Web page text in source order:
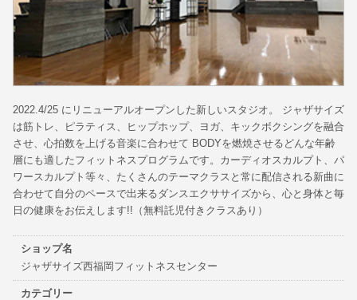
2022.4/25 にリニューアルオープンした新しいスタジオ。 ジャザサイズ
は筋トレ、ピラティス、ヒップホップ、ヨガ、キックボクシングを融合
させ、心拍数を上げる音楽に合わせて BODYを燃焼させるどんな年齢
層にも適したフィットネスプログラムです。カーディオスカルプト、パ
ワースカルプト等々、たくさんのテーマクラスと常に配信される新曲に
合わせて自分のペースで出来るダンスエクササイズから、心と身体と毎
日の健康をお伝えします!!（無料託児付きクラスあり）
ショップ名
ジャザサイズ西福岡フィットネスセンター
カテゴリー